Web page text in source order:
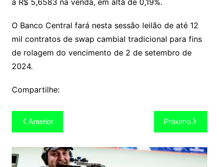
O Banco Central fará nesta sessão leilão de até 12
mil contratos de swap cambial tradicional para fins
de rolagem do vencimento de 2 de setembro de
2024.
Compartilhe:
Navegação
de
Post
Anterior Próximo